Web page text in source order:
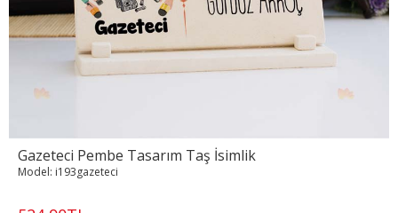
Gazeteci Pembe Tasarım Taş İsimlik
Model: i193gazeteci